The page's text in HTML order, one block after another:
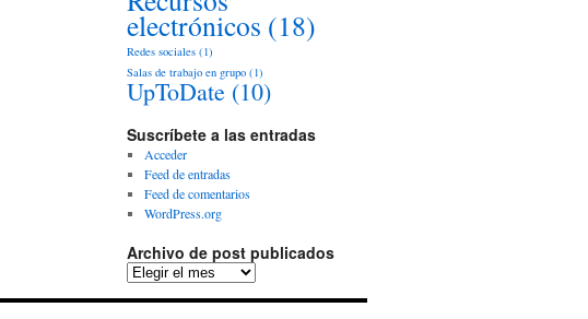
electrónicos (18)
Redes sociales (1)
Salas de trabajo en grupo (1)
UpToDate (10)
Suscríbete a las entradas
Acceder
Feed de entradas
Feed de comentarios
WordPress.org
Archivo de post publicados
Archivo